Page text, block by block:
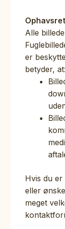
Alle
er
betyder, at:
Hvis du er
eller
meget